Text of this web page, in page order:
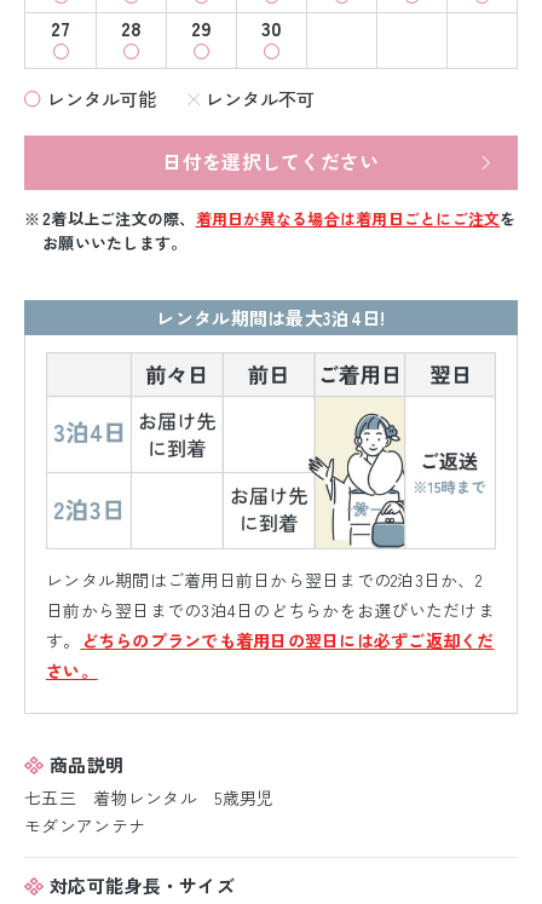
27
28 29 30
レンタル可能 レンタル不可
日付を選択してください
2着以上ご注文の際、 着用日が異なる場合は着用日ごとにご注文を
お願いいたします。
レンタル期間は最大3泊4日!
レンタル期間はご着用日前日から翌日までの2泊3日か、2
日前から翌日までの3泊4日のどちらかをお選びいただけま
す。
どちらのプランでも着用日の翌日には必ずご返却くだ
さい。
商品説明
七五三 着物レンタル 5歳男児
モダンアンテナ
対応可能身長・サイズ